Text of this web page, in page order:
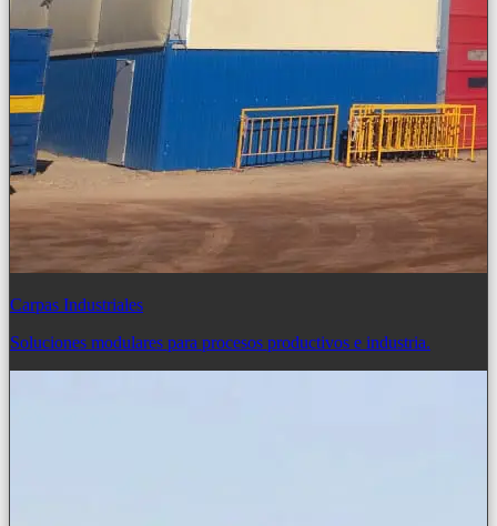
Carpas Industriales
Soluciones modulares para procesos productivos e industria.